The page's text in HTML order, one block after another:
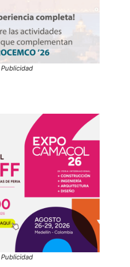
Publicidad
Publicidad